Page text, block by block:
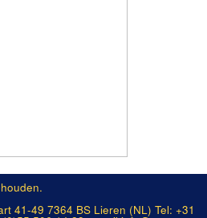
41-49 7364 BS Lieren (NL) Tel: +31